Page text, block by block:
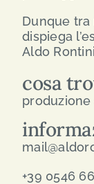
Dunque
dispiega
Aldo
cosa
+39 0546